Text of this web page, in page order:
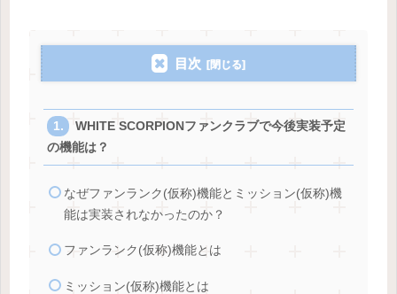
目次
WHITE SCORPIONファンクラブで今後実装予定
の機能は？
なぜファンランク(仮称)機能とミッション(仮称)機
能は実装されなかったのか？
ファンランク(仮称)機能とは
ミッション(仮称)機能とは